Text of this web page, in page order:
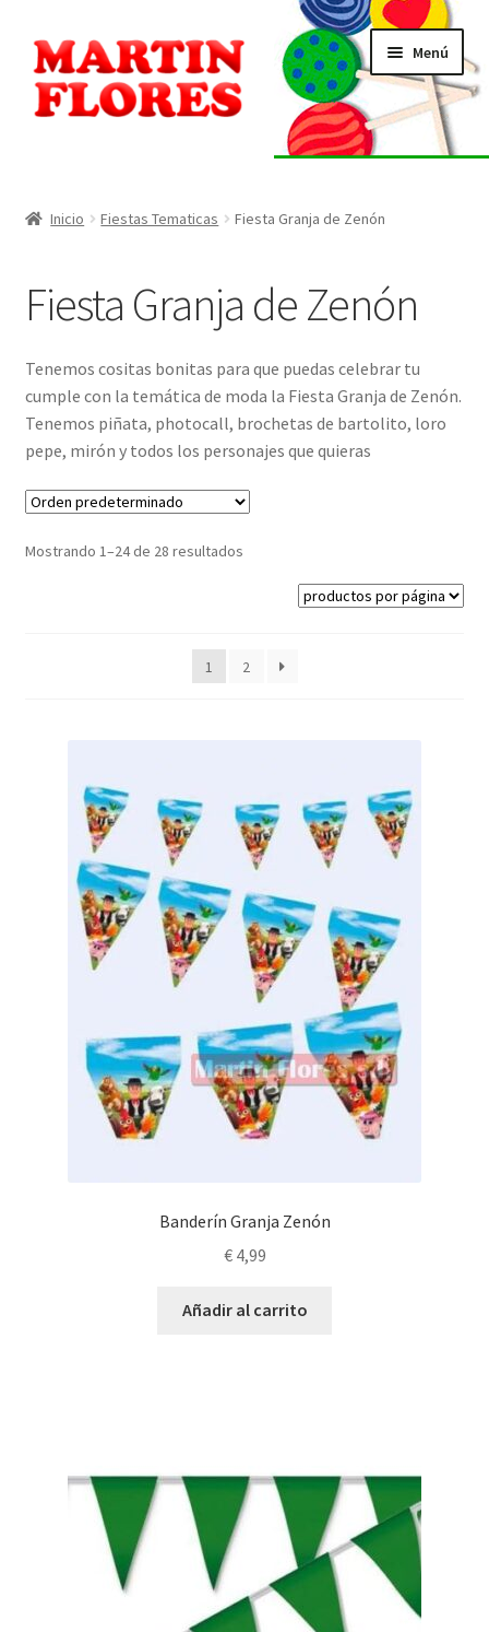
Ir
la
navegación
Ir
al
contenido
Menú
Tienda
Contacto
Inicio Fiestas Tematicas Fiesta Granja de Zenón
Fiesta Granja de Zenón
Tenemos cositas bonitas para que puedas celebrar tu
cumple con la temática de moda la Fiesta Granja de Zenón.
Tenemos piñata, photocall, brochetas de bartolito, loro
pepe, mirón y todos los personajes que quieras
Mostrando 1–24 de 28 resultados
1 2
Banderín Granja Zenón
€4,99
Añadir al carrito